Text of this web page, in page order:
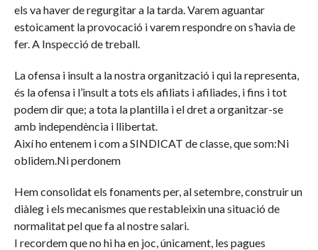
els va haver de regurgitar a la tarda. Varem aguantar
estoicament la provocació i varem respondre on s’havia de
fer. A Inspecció de treball.
La ofensa i insult a la nostra organització i qui la representa,
és la ofensa i l’insult a tots els afiliats i afiliades, i fins i tot
podem dir que; a tota la plantilla i el dret a organitzar-se
amb independència i llibertat.
Així ho entenem i com a SINDICAT de classe, que som:Ni
oblidem.Ni perdonem
Hem consolidat els fonaments per, al setembre, construir un
diàleg i els mecanismes que restableixin una situació de
normalitat pel que fa al nostre salari.
I recordem que no hi ha en joc, únicament, les pagues